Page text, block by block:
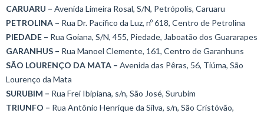
CARUARU – Avenida Limeira Rosal, S/N, Petrópolis, Caruaru
PETROLINA – Rua Dr. Pacífico da Luz, nº 618, Centro de Petrolina
PIEDADE – Rua Goiana, S/N, 455, Piedade, Jaboatão dos Guararapes
GARANHUS – Rua Manoel Clemente, 161, Centro de Garanhuns
SÃO LOURENÇO DA MATA – Avenida das Pêras, 56, Tiúma, São
Lourenço da Mata
SURUBIM – Rua Frei Ibipiana, s/n, São José, Surubim
TRIUNFO – Rua Antônio Henrique da Silva, s/n, São Cristóvão,